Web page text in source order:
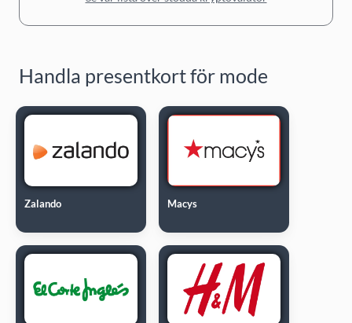
Handla presentkort för mode
Zalando Macys